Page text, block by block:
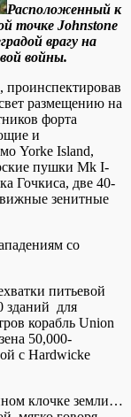
Расположенный к
точке Johnstone
врагу на
войны.
проинспектировав
размещению на
форта
и
Yorke Island,
пушки Mk I-
Гочкиса, две 40-
зенитные
со
питьевой
зданий для
корабль Union
50,000-
с Hardwicke
клочке земли…